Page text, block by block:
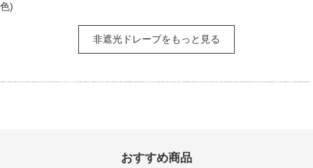
色)
非遮光ドレープをもっと見る
おすすめ商品